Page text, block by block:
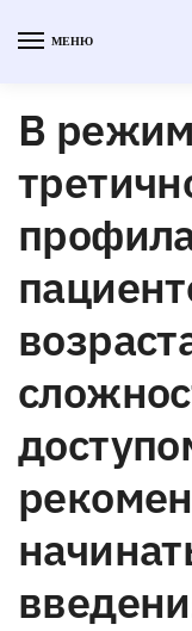
МЕНЮ
В